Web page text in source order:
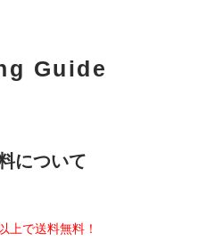
Guide
について
上で送料無料！